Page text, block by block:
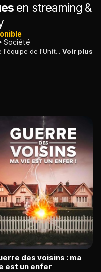
en streaming &
Société
Le suivi en immersion du quotidien de l'équipe de l'Unité de crise et d'urgences psychiatriques aux cliniques universitaires Saint-Luc à Bruxelles. Voir plus
des voisins : ma
est un enfer